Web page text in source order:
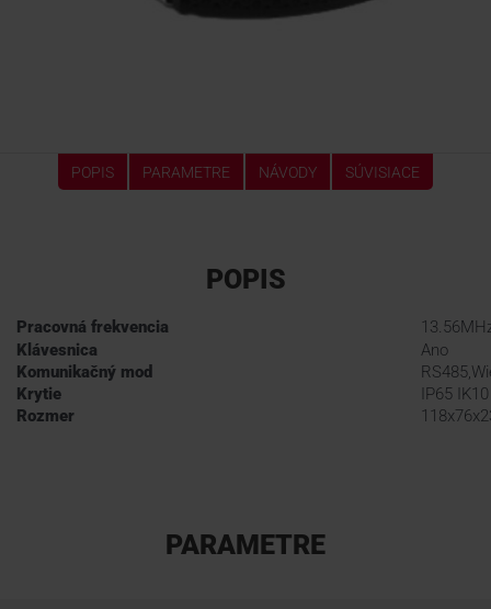
POPIS PARAMETRE NÁVODY SÚVISIACE
POPIS
Pracovná frekvencia
Klávesnica
Ano
Komunikačný mod
Krytie
IP65 IK10
Rozmer
PARAMETRE